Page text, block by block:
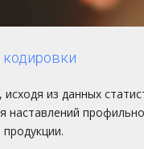
кодировки
из данных
наставлений